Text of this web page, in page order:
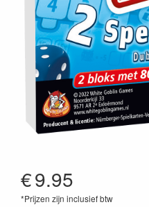
€9.95
*Prijzen zijn inclusief btw